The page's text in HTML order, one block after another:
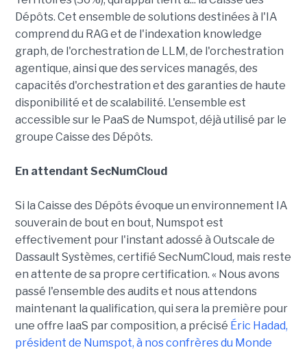
Dépôts. Cet ensemble de solutions destinées à l'IA
comprend du RAG et de l'indexation knowledge
graph, de l'orchestration de LLM, de l'orchestration
agentique, ainsi que des services managés, des
capacités d'orchestration et des garanties de haute
disponibilité et de scalabilité. L'ensemble est
accessible sur le PaaS de Numspot, déjà utilisé par le
groupe Caisse des Dépôts.
En attendant SecNumCloud
Si la Caisse des Dépôts évoque un environnement IA
souverain de bout en bout, Numspot est
effectivement pour l'instant adossé à Outscale de
Dassault Systèmes, certifié SecNumCloud, mais reste
en attente de sa propre certification. « Nous avons
passé l'ensemble des audits et nous attendons
maintenant la qualification, qui sera la première pour
une offre IaaS par composition, a précisé Éric Hadad,
président de Numspot, à nos confrères du Monde